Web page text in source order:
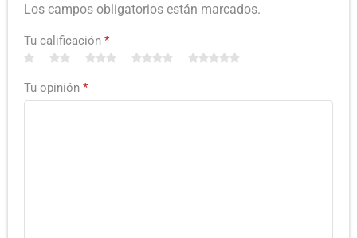
Los campos obligatorios están marcados.
Tu calificación *
Tu opinión *